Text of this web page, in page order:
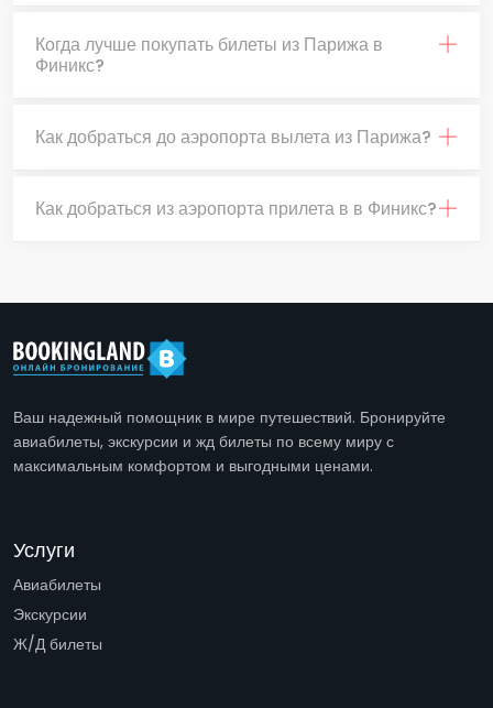
Когда лучше покупать билеты из Парижа в
Финикс?
Как добраться до аэропорта вылета из Парижа?
Как добраться из аэропорта прилета в в Финикс?
Ваш надежный помощник в мире путешествий. Бронируйте
авиабилеты, экскурсии и жд билеты по всему миру с
максимальным комфортом и выгодными ценами.
Услуги
Авиабилеты
Экскурсии
Ж/Д билеты